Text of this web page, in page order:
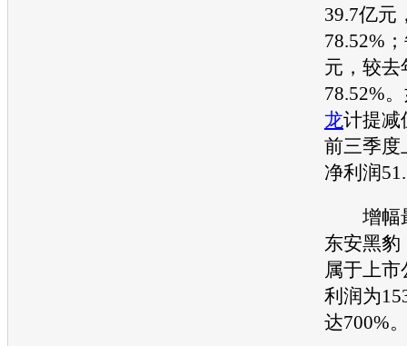
39.7亿元
78.52%
元，较去
78.52%
龙计提减
前三季度
净利润
增幅
东安黑豹
属于上
利润为
达700%